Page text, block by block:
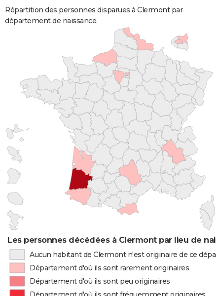
Répartition des personnes disparues à Clermont par
département de naissance.
Les personnes décédées à Clermont par lieu de
Aucun habitant de Clermont n'est originaire de ce
Département d'où ils sont rarement originaires
Département d'où ils sont peu originaires